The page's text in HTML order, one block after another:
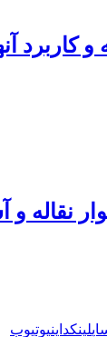
و کاربرد
نقاله و
لینکداینیوتیوب